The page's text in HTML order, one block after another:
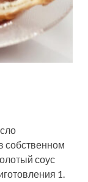
собственном
соус
1.